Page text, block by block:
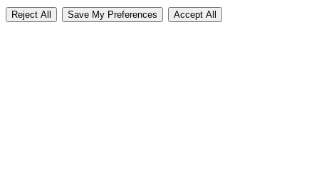
Reject All Save My Preferences Accept All